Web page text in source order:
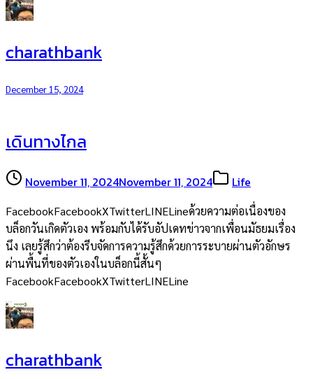
charathbank
December 15, 2024
เดินทางไกล
November 11, 2024November 11, 2024 Life
FacebookFacebookXTwitterLINELineด้วยความต่อเนื่องของ
บล็อกวันเกิดตัวเอง พร้อมกับได้รับอัปเดทข่าวจากเพื่อนมัธยมเรื่อง
นึง เลยรู้สึกว่าต้องรีบจัดการความรู้สึกด้วยการระบายผ่านตัวอักษร
ผ่านพื้นที่ของตัวเองในบล็อกนี้สั้นๆ
FacebookFacebookXTwitterLINELine
charathbank